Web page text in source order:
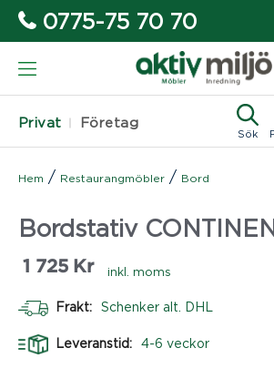
0775-75 70 70
Privat Företag
Sök
Hem / Restaurangmöbler / Bord
Bordstativ
1 725 Kr inkl. moms
Frakt: Schenker alt. DHL
Leveranstid: 4-6 veckor